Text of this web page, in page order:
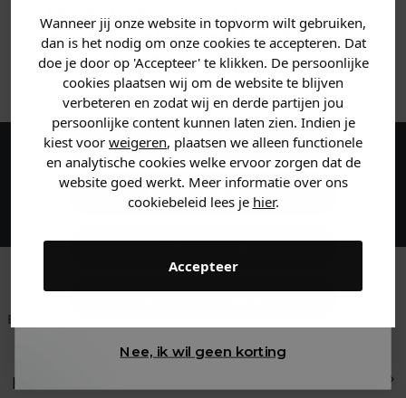
Wanneer jij onze website in topvorm wilt gebruiken,
dan is het nodig om onze cookies te accepteren. Dat
doe je door op 'Accepteer' te klikken. De persoonlijke
cookies plaatsen wij om de website te blijven
verbeteren en zodat wij en derde partijen jou
persoonlijke content kunnen laten zien. Indien je
kiest voor weigeren, plaatsen we alleen functionele
en analytische cookies welke ervoor zorgen dat de
website goed werkt. Meer informatie over ons
cookiebeleid lees je hier.
Accepteer
MATERIAAL & WASVOORSCHRIFT
ANDERE BESTELDEN OOK
Maak een account aan en ontvang 5%
korting op je eerste bestelling!
Betaal achteraf met
Klantenservice
Vertel ons waar je naar op
zoek bent en claim direct
jouwkorting.
Heren kleding
Dames kleding
Kids kleding
Nee, ik wil geen korting